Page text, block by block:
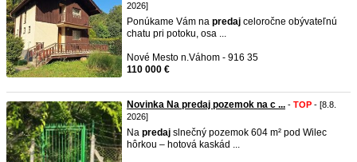
2026]
Ponúkame Vám na predaj celoročne obývateľnú
chatu pri potoku, osa ...
Nové Mesto n.Váhom - 916 35
110 000 €
Novinka Na predaj pozemok na c ... - TOP - [8.8.
2026]
Na predaj slnečný pozemok 604 m² pod Wilec
hôrkou – hotová kaskád ...